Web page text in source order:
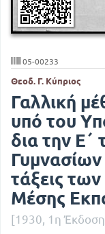
05-00233
Θεοδ. Γ. Κύπριος
Γαλλική
υπό του
δια την Ε΄
Γυμνασίων
τάξεις
Μέσης
[1930, 1η